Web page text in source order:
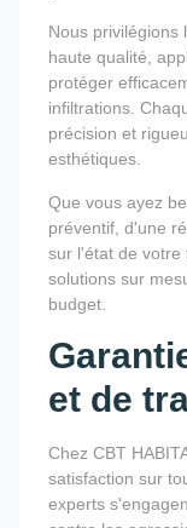
Nous privilégions
haute qualité,
protéger
infiltrations.
précision et
esthétiques.
Que vous ayez
préventif, d'une
sur l'état de votre
solutions sur
budget.
et de
Chez CBT
satisfaction sur
experts